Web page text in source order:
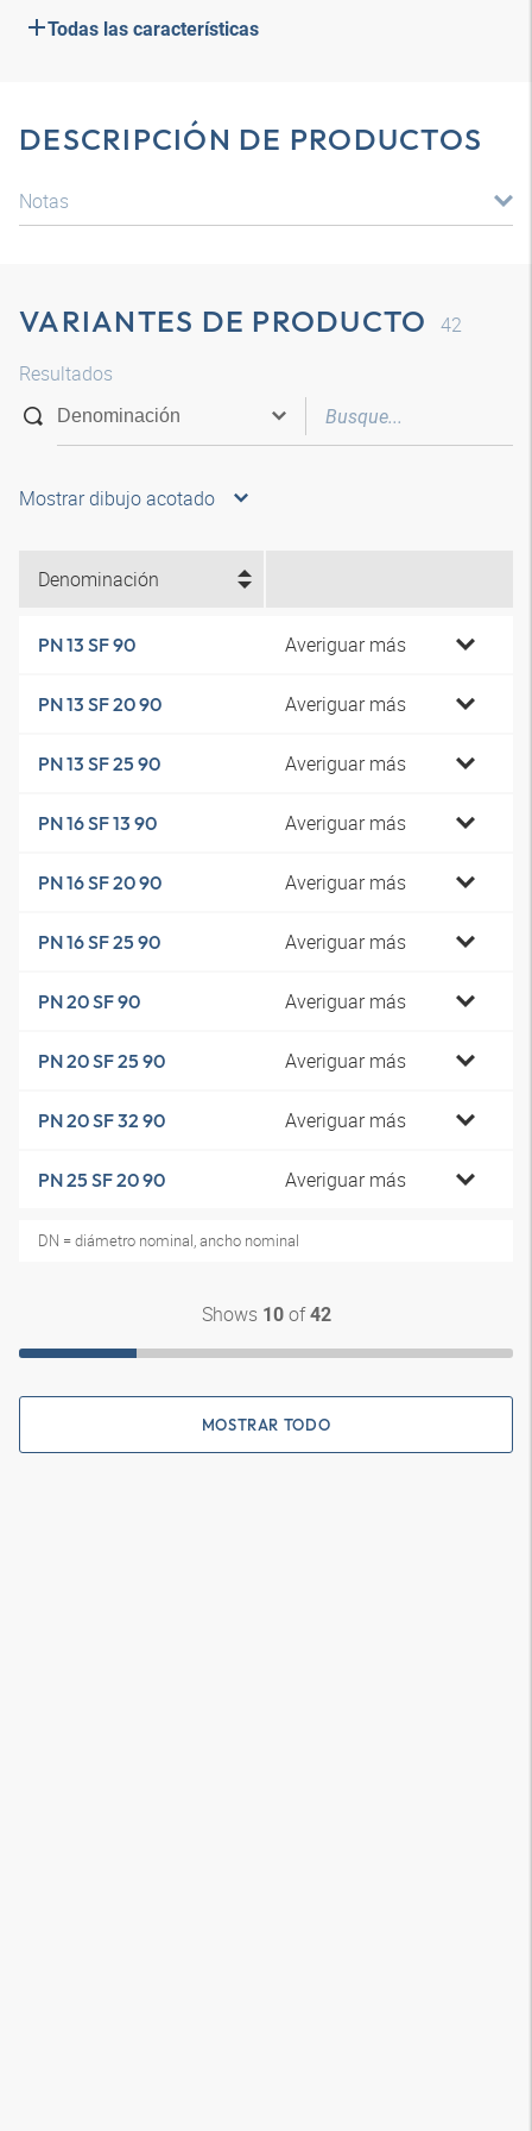
Todas las características
DESCRIPCIÓN DE PRODUCTOS
Notas
VARIANTES DE PRODUCTO
42
Resultados
Mostrar dibujo acotado
Denominación
PN 13 SF 90 Averiguar más
PN 13 SF 20 90 Averiguar más
PN 13 SF 25 90 Averiguar más
PN 16 SF 13 90 Averiguar más
PN 16 SF 20 90 Averiguar más
PN 16 SF 25 90 Averiguar más
PN 20 SF 90 Averiguar más
PN 20 SF 25 90 Averiguar más
PN 20 SF 32 90 Averiguar más
PN 25 SF 20 90 Averiguar más
DN = diámetro nominal, ancho nominal
Shows 10of42
MOSTRAR TODO